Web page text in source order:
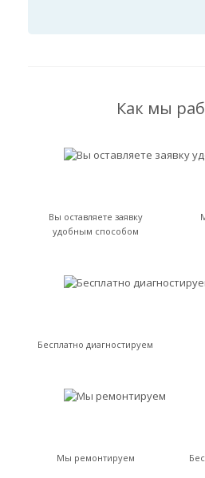
Как мы
Вы оставляете заявку
удобным способом
Бесплатно диагностируем
Мы ремонтируем